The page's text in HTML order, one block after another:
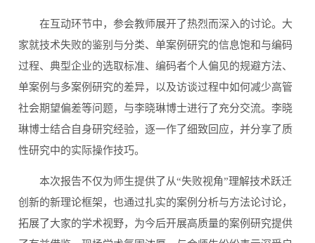
在互动环节中，参会教师展开了热烈而深入的讨论。大
家就技术失败的鉴别与分类、单案例研究的信息饱和与编码
过程、典型企业的选取标准、编码者个人偏见的规避方法、
单案例与多案例研究的差异，以及访谈过程中如何减少高管
社会期望偏差等问题，与李晓琳博士进行了充分交流。李晓
琳博士结合自身研究经验，逐一作了细致回应，并分享了质
性研究中的实际操作技巧。
本次报告不仅为师生提供了从“失败视角”理解技术跃迁
创新的新理论框架，也通过扎实的案例分析与方法论讨论，
拓展了大家的学术视野，为今后开展高质量的案例研究提供